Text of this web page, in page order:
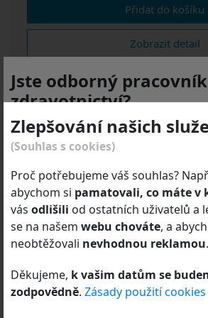
Přidat do košíku
Zobrazit detail
Standardní doba expedice do: 3
dostupnost/zboží
Výrobce: DEYMED Diagnostic s.r.o.
Záruční doba 24 / 6*
*Záruční doba spotřebitelé / Záruční
měsících)
Jste odborný
zdravotnictví?
Produktové stránky a e-shop
s.r.o.jsou určenyvýhradně
č. 40/1995 Sb. o regulaci reklamy ve
předpisů.
Odborník je osoba oprávněná
vydávat léčivé přípravky,
diagnostické zdravotnické
zdravotní služby poskytovat.
Kliknutím na tlačítko „Potvrzuji a
Zlepšování našich
(Souhlas s cookies)
Proč potřebujeme váš souhlas?
abychom si pamatovali, co máte v
vás odlišili od ostatních uživatelů a
se na našem webu chováte, a
neobtěžovali nevhodnou reklamou.
Děkujeme, k vašim datům se
zodpovědně. Zásady použití cookies